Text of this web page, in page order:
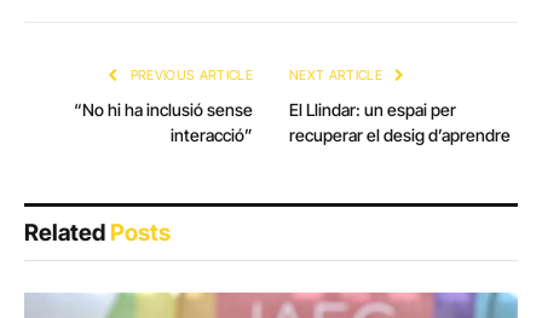
PREVIOUS ARTICLE
“No hi ha inclusió sense
interacció”
NEXT ARTICLE
El Llindar: un espai per
recuperar el desig d’aprendre
RelatedPosts